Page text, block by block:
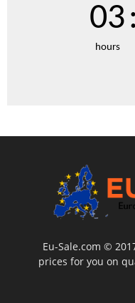
03
hours
:
Eu-Sale.com ©
prices for you on